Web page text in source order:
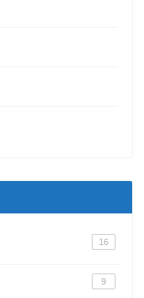
16
9